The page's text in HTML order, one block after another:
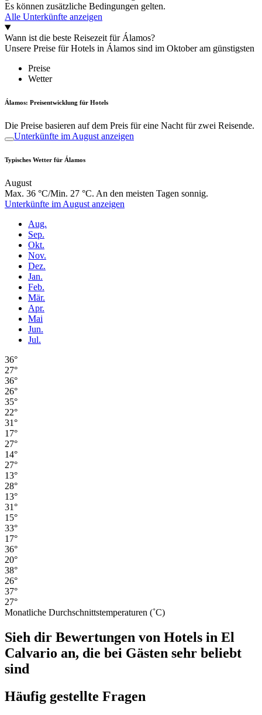
Es können zusätzliche Bedingungen gelten.
Alle Unterkünfte anzeigen
Wann ist die beste Reisezeit für Álamos?
Unsere Preise für Hotels in Álamos sind im Oktober am günstigsten
Preise
Wetter
Álamos: Preisentwicklung für Hotels
Die Preise basieren auf dem Preis für eine Nacht für zwei Reisende.
Unterkünfte im August anzeigen
Typisches Wetter für Álamos
August
Max. 36 °C/Min. 27 °C. An den meisten Tagen sonnig.
Unterkünfte im August anzeigen
Aug.
Sep.
Okt.
Nov.
Dez.
Jan.
Feb.
Mär.
Apr.
Mai
Jun.
Jul.
36°
27°
36°
26°
35°
22°
31°
17°
27°
14°
27°
13°
28°
13°
31°
15°
33°
17°
36°
20°
38°
26°
37°
27°
Monatliche Durchschnittstemperaturen (˚C)
Sieh dir Bewertungen von Hotels in El
Calvario an, die bei Gästen sehr beliebt
sind
Häufig gestellte Fragen